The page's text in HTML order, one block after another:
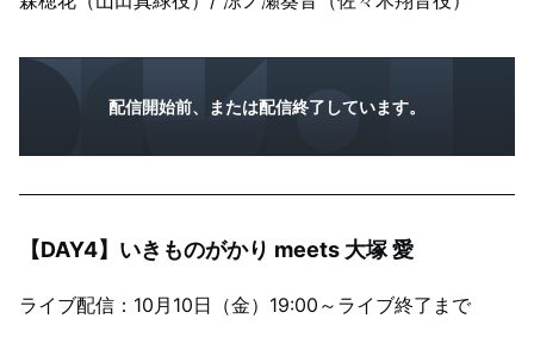
配信開始前、または配信終了しています。
【DAY4】いきものがかり meets 大塚 愛
ライブ配信：10月10日（金）19:00～ライブ終了まで